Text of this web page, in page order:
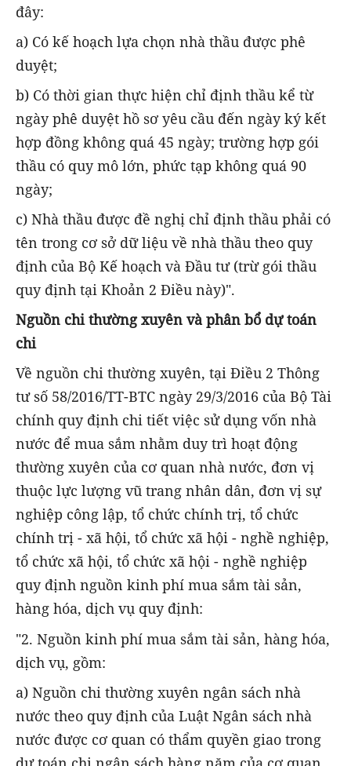
đây:
a) Có kế hoạch lựa chọn nhà thầu được phê
duyệt;
b) Có thời gian thực hiện chỉ định thầu kể từ
ngày phê duyệt hồ sơ yêu cầu đến ngày ký kết
hợp đồng không quá 45 ngày; trường hợp gói
thầu có quy mô lớn, phức tạp không quá 90
ngày;
c) Nhà thầu được đề nghị chỉ định thầu phải có
tên trong cơ sở dữ liệu về nhà thầu theo quy
định của Bộ Kế hoạch và Đầu tư (trừ gói thầu
quy định tại Khoản 2 Điều này)".
Nguồn chi thường xuyên và phân bổ dự toán
chi
Về nguồn chi thường xuyên, tại Điều 2 Thông
tư số 58/2016/TT-BTC ngày 29/3/2016 của Bộ Tài
chính quy định chi tiết việc sử dụng vốn nhà
nước để mua sắm nhằm duy trì hoạt động
thường xuyên của cơ quan nhà nước, đơn vị
thuộc lực lượng vũ trang nhân dân, đơn vị sự
nghiệp công lập, tổ chức chính trị, tổ chức
chính trị - xã hội, tổ chức xã hội - nghề nghiệp,
tổ chức xã hội, tổ chức xã hội - nghề nghiệp
quy định nguồn kinh phí mua sắm tài sản,
hàng hóa, dịch vụ quy định:
"2. Nguồn kinh phí mua sắm tài sản, hàng hóa,
dịch vụ, gồm:
a) Nguồn chi thường xuyên ngân sách nhà
nước theo quy định của Luật Ngân sách nhà
nước được cơ quan có thẩm quyền giao trong